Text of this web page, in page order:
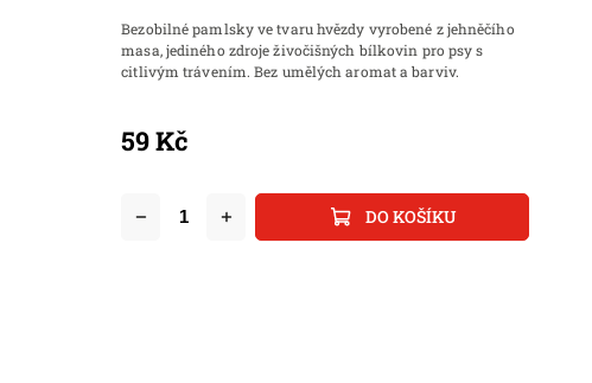
59 Kč
DO KOŠÍKU
Bezobilné pamlsky ve tvaru hvězdy vyrobené z jehněčího
masa, jediného zdroje živočišných bílkovin pro psy s
citlivým trávením. Bez umělých aromat a barviv.